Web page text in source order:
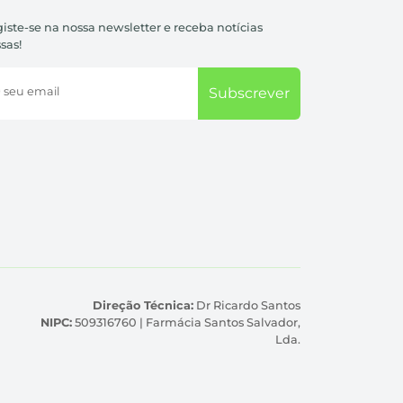
se na nossa newsletter e receba notícias
seu email Subscrever
Direção Técnica: Dr Ricardo Santos
NIPC: 509316760 | Farmácia Santos Salvador,
Lda.